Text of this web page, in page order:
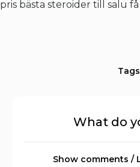
pris bästa steroider till salu
Tags
What do
Show comments /